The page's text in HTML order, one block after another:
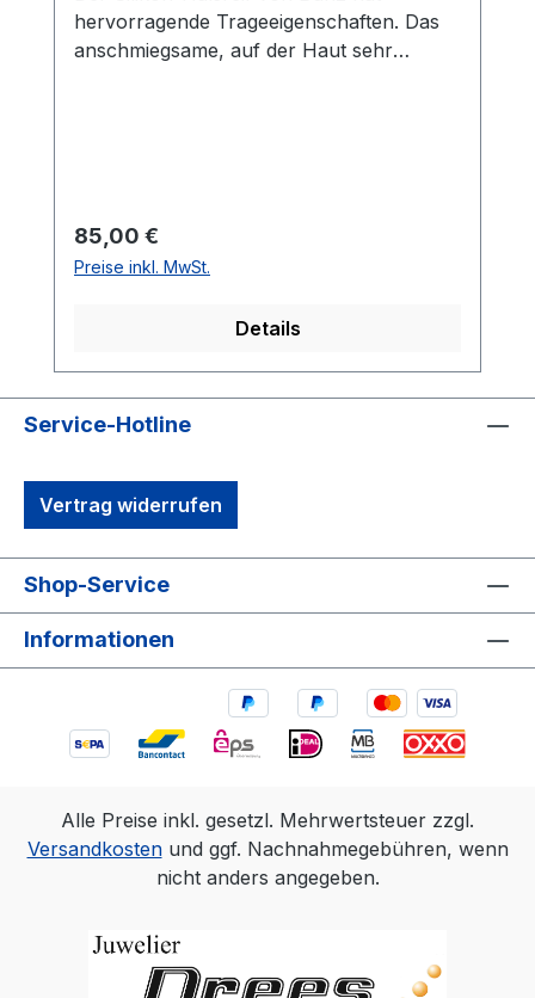
hervorragende Trageeigenschaften. Das
anschmiegsame, auf der Haut sehr
sichere Tragen Ihrer Anhänger. Der
Halsreif ist 1,5 mm stark.
Regulärer Preis:
85,00 €
Preise inkl. MwSt.
Details
Service-Hotline
Vertrag widerrufen
Shop-Service
Informationen
Alle Preise inkl. gesetzl. Mehrwertsteuer zzgl.
Versandkostenund ggf. Nachnahmegebühren, wenn
nicht anders angegeben.